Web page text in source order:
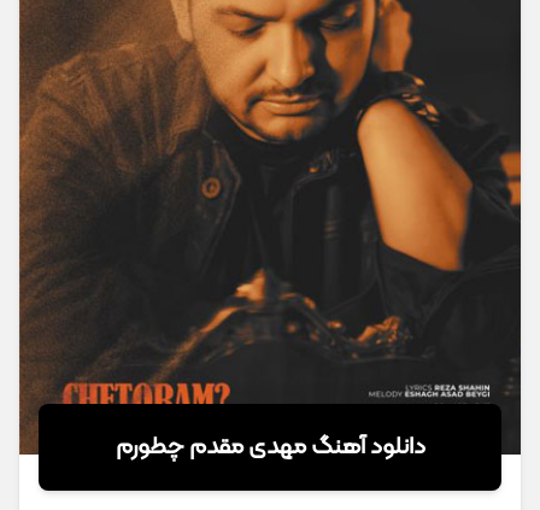
دانلود آهنگ مهدی مقدم چطورم